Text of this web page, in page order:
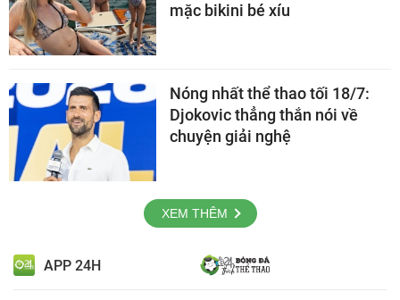
mặc bikini bé xíu
Nóng nhất thể thao tối 18/7:
Djokovic thẳng thắn nói về
chuyện giải nghệ
XEM THÊM
APP 24H